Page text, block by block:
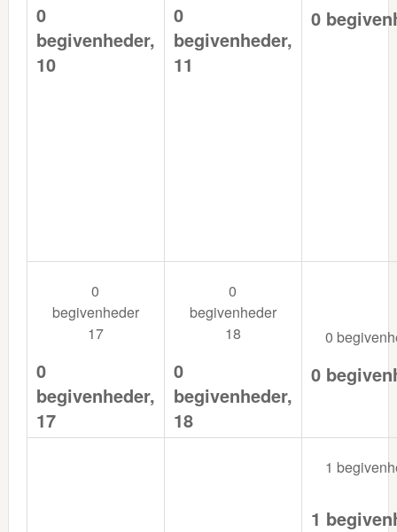
0
begivenheder,
10
0
begivenheder,
11
0
0
begivenheder
17
0
begivenheder,
17
0
begivenheder
18
0
begivenheder,
18
0
0
1
1